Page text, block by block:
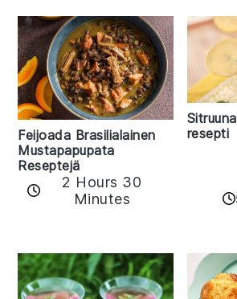
Feijoada Brasilialainen
Mustapapupata
Reseptejä
2 Hours 30
Minutes
resepti